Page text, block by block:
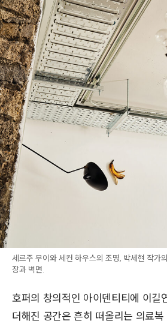
세르주 무이와 세컨 하우스의 조명, 박세현 작가
장과 벽면.
호퍼의 창의적인 아이덴티티에 이길
더해진 공간은 흔히 떠올리는 의료복